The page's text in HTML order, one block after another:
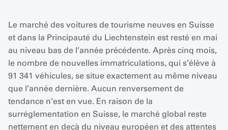
Le marché des voitures de tourisme neuves en Suisse
et dans la Principauté du Liechtenstein est resté en mai
au niveau bas de l’année précédente. Après cinq mois,
le nombre de nouvelles immatriculations, qui s’élève à
91 341 véhicules, se situe exactement au même niveau
que l’année dernière. Aucun renversement de
tendance n’est en vue. En raison de la
surréglementation en Suisse, le marché global reste
nettement en deçà du niveau européen et des attentes